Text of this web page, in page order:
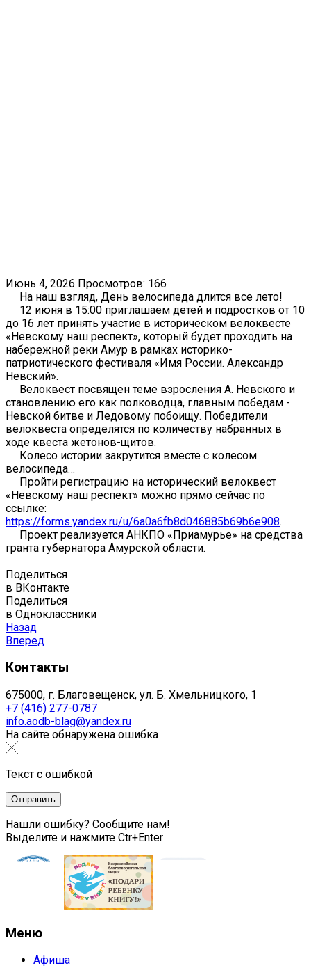
Июнь 4, 2026 Просмотров: 166
На наш взгляд, День велосипеда длится все лето!
12 июня в 15:00 приглашаем детей и подростков от 10
до 16 лет принять участие в историческом велоквесте
«Невскому наш респект», который будет проходить на
набережной реки Амур в рамках историко-
патриотического фестиваля «Имя России. Александр
Невский».
Велоквест посвящен теме взросления А. Невского и
становлению его как полководца, главным победам -
Невской битве и Ледовому побоищу. Победители
велоквеста определятся по количеству набранных в
ходе квеста жетонов-щитов.
Колесо истории закрутится вместе с колесом
велосипеда…
Пройти регистрацию на исторический велоквест
«Невскому наш респект» можно прямо сейчас по
ссылке:
https://forms.yandex.ru/u/6a0a6fb8d046885b69b6e908.
Проект реализуется АНКПО «Приамурье» на средства
гранта губернатора Амурской области.
Поделиться
в ВКонтакте
Поделиться
в Одноклассники
Назад
Вперед
Контакты
675000, г. Благовещенск, ул. Б. Хмельницкого, 1
+7 (416) 277-0787
info.aodb-blag@yandex.ru
На сайте обнаружена ошибка
Текст с ошибкой
Нашли ошибку? Сообщите нам!
Выделите и нажмите Ctr+Enter
Меню
Афиша